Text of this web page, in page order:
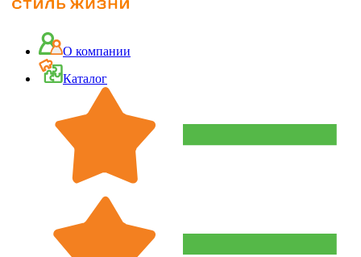
О компании
Каталог